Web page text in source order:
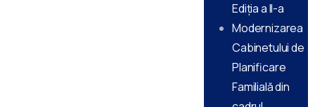
Ediţia a II-a
Modernizarea
Cabinetului de
Planificare
Familială din